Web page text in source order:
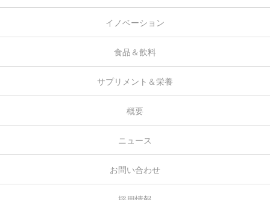
イノベーション
食品＆飲料
サプリメント＆栄養
概要
ニュース
お問い合わせ